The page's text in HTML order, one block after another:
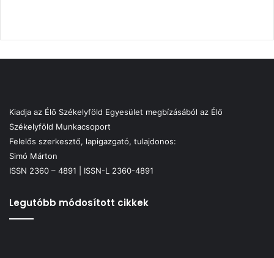
Kiadja az Élő Székelyföld Egyesület megbízásából az Élő
Székelyföld Munkacsoport
Felelős szerkesztő, lapigazgató, tulajdonos:
Simó Márton
ISSN 2360 – 4891 | ISSN-L 2360-4891
Legutóbb módosított cikkek